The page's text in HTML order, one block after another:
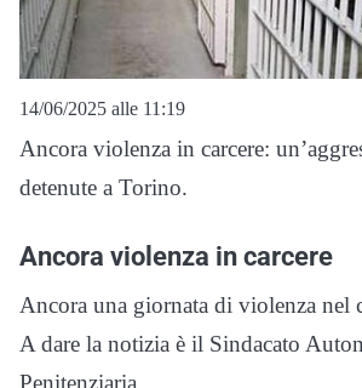
14/06/2025 alle 11:19
Ancora violenza in carcere:
detenute a Torino.
Ancora violenza in carcere
Ancora una giornata di violenza nel
A dare la notizia è il Sindacato
Penitenziaria.